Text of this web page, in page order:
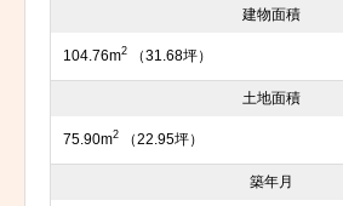
建物面積
104.76m2 （31.68坪）
土地面積
75.90m2 （22.95坪）
築年月